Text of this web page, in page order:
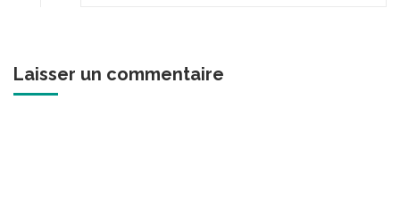
Laisser un commentaire